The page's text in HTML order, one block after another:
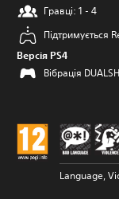
Гравці: 1 - 4
Підтримується
Версія PS4
Вібрація
Language,